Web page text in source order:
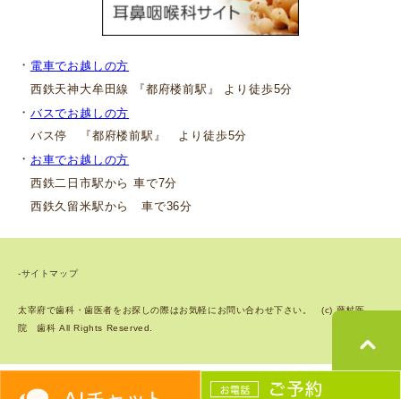
・ 電車でお越しの方
西鉄天神大牟田線 『都府楼前駅』 より徒歩5分
・ バスでお越しの方
バス停 『都府楼前駅』 より徒歩5分
・ お車でお越しの方
西鉄二日市駅から 車で7分
西鉄久留米駅から 車で36分
-サイトマップ
太宰府で歯科・歯医者をお探しの際はお気軽にお問い合わせ下さい。 (c) 藤村医
院 歯科 All Rights Reserved.